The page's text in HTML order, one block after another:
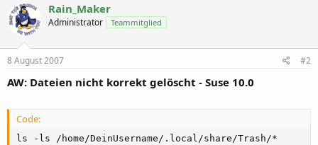
Rain_Maker
Administrator Teammitglied
8 August 2007 #2
AW: Dateien nicht korrekt gelöscht - Suse 10.0
Code:
ls -ls /home/DeinUsername/.local/share/Trash/*